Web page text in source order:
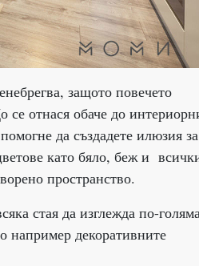
защото повечето
се отнася обаче до
да създадете илюзия за
като бяло, беж и
пространство.
стая да изглежда по-
например декоративните